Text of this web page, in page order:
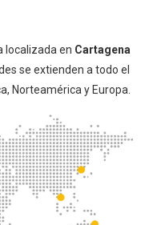
localizada en Cartagena
se extienden a todo el
Norteamérica y Europa.